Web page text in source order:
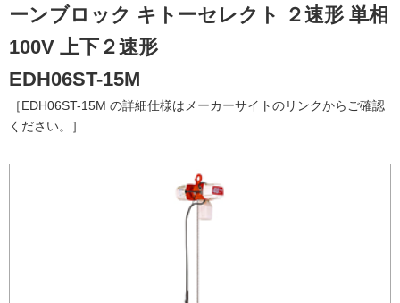
ーンブロック キトーセレクト ２速形 単相
100V 上下２速形
EDH06ST-15M
［EDH06ST-15M の詳細仕様はメーカーサイトのリンクからご確認
ください。］